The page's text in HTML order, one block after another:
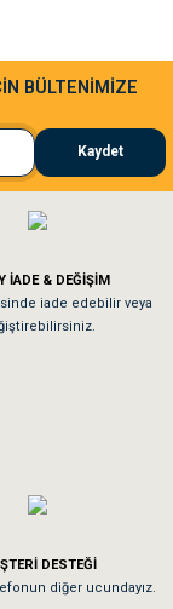
yaşadım ve arkadaşlar
iyi.
BÜLTENİMİZE
Kaydet
İADE & DEĞİŞİM
iade edebilir veya
DESTEĞİ
diğer ucundayız.